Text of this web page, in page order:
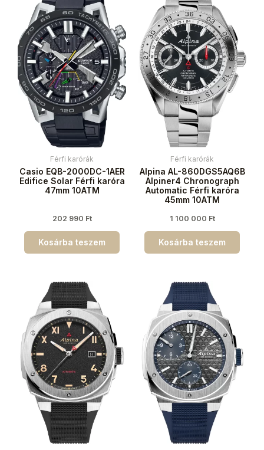
Férfi karórák
Casio EQB-2000DC-1AER
Edifice Solar Férfi karóra
47mm 10ATM
202 990 Ft
Kosárba teszem
Férfi karórák
Alpina AL-860DGS5AQ6B
Alpiner4 Chronograph
Automatic Férfi karóra
45mm 10ATM
1 100 000 Ft
Kosárba teszem